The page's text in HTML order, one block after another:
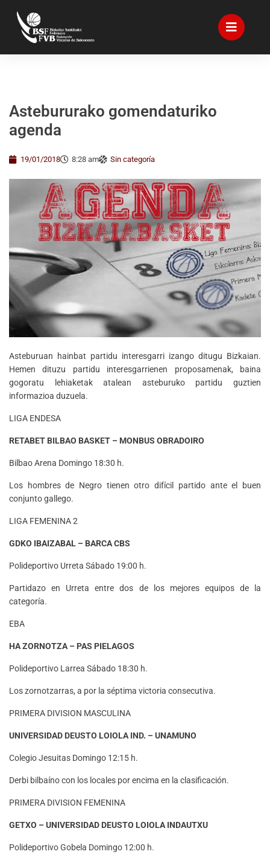
Astebururako gomendaturiko
agenda
19/01/2018 8:28 am Sin categoría
Asteburuan hainbat partidu interesgarri izango ditugu Bizkaian.
Hemen dituzu partidu interesgarrienen proposamenak, baina
gogoratu lehiaketak atalean asteburuko partidu guztien
informazioa duzuela.
LIGA ENDESA
RETABET BILBAO BASKET – MONBUS OBRADOIRO
Bilbao Arena Domingo 18:30 h.
Los hombres de Negro tienen otro difícil partido ante el buen
conjunto gallego.
LIGA FEMENINA 2
GDKO IBAIZABAL – BARCA CBS
Polideportivo Urreta Sábado 19:00 h.
Partidazo en Urreta entre dos de los mejores equipos de la
categoría.
EBA
HA ZORNOTZA – PAS PIELAGOS
Polideportivo Larrea Sábado 18:30 h.
Los zornotzarras, a por la séptima victoria consecutiva.
PRIMERA DIVISION MASCULINA
UNIVERSIDAD DEUSTO LOIOLA IND. – UNAMUNO
Colegio Jesuitas Domingo 12:15 h.
Derbi bilbaíno con los locales por encima en la clasificación.
PRIMERA DIVISION FEMENINA
GETXO – UNIVERSIDAD DEUSTO LOIOLA INDAUTXU
Polideportivo Gobela Domingo 12:00 h.